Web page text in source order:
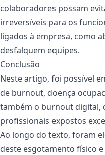
colaboradores possam
irreversíveis para os
ligados à empresa, como
desfalquem equipes.
Conclusão
Neste artigo, foi possível
de burnout, doença
também o burnout digital,
profissionais expostos
Ao longo do texto, foram
deste esgotamento físico